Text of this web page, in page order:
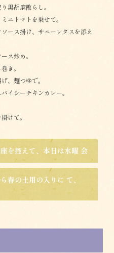
黒胡麻散らし。
ニトマトを乗せて。
ース掛け、サニーレタスを添え
ス炒め。
き。
、麺つゆで。
イシーチキンカレー。
けて。
を控えて、本日は水曜 会
春の土用の入りに て、